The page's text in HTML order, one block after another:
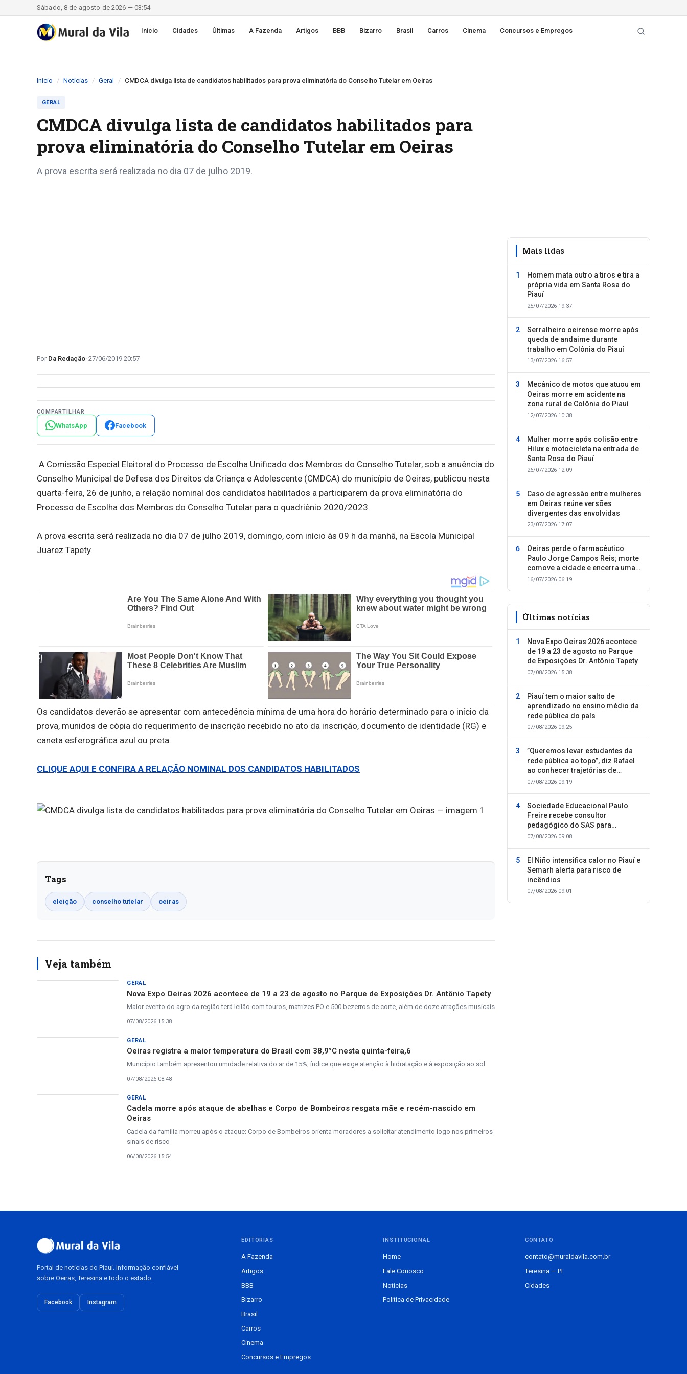
Sábado, 8 de agosto de 2026 — 03:54
Início Cidades Últimas A Fazenda Artigos BBB Bizarro Brasil Carros Cinema Concursos e Empregos
Início Notícias Geral CMDCA divulga lista de candidatos habilitados para prova eliminatória do Conselho Tutelar em Oeiras
GERAL
CMDCA divulga lista de candidatos habilitados para
prova eliminatória do Conselho Tutelar em Oeiras
A prova escrita será realizada no dia 07 de julho 2019.
Da Redação 27/06/2019 20:57
COMPARTILHAR
WhatsApp Facebook
A Comissão Especial Eleitoral do Processo de Escolha Unificado dos Membros do Conselho Tutelar, sob a anuência do
Conselho Municipal de Defesa dos Direitos da Criança e Adolescente (CMDCA) do município de Oeiras, publicou nesta
quarta-feira, 26 de junho, a relação nominal dos candidatos habilitados a participarem da prova eliminatória do
Processo de Escolha dos Membros do Conselho Tutelar para o quadriênio 2020/2023.
A prova escrita será realizada no dia 07 de julho 2019, domingo, com início às 09 h da manhã, na Escola Municipal
Juarez Tapety.
Os candidatos deverão se apresentar com antecedência mínima de uma hora do horário determinado para o início da
prova, munidos de cópia do requerimento de inscrição recebido no ato da inscrição, documento de identidade (RG) e
caneta esferográfica azul ou preta.
CLIQUE AQUI E CONFIRA A RELAÇÃO NOMINAL DOS CANDIDATOS HABILITADOS
Tags
eleição conselho tutelar oeiras
Veja também
GERAL
Nova Expo Oeiras 2026 acontece de 19 a 23 de agosto no Parque de Exposições Dr. Antônio Tapety
Maior evento do agro da região terá leilão com touros, matrizes PO e 500 bezerros de corte, além de doze atrações musicais
07/08/2026 15:38
GERAL
Oeiras registra a maior temperatura do Brasil com 38,9°C nesta quinta-feira,6
Município também apresentou umidade relativa do ar de 15%, índice que exige atenção à hidratação e à exposição ao sol
07/08/2026 08:48
GERAL
Cadela morre após ataque de abelhas e Corpo de Bombeiros resgata mãe e recém-nascido em
Oeiras
Cadela da família morreu após o ataque; Corpo de Bombeiros orienta moradores a solicitar atendimento logo nos primeiros
sinais de risco
06/08/2026 15:54
Mais lidas
Homem mata outro a tiros e tira a
própria vida em Santa Rosa do
Piauí
25/07/2026 19:37
Serralheiro oeirense morre após
queda de andaime durante
trabalho em Colônia do Piauí
13/07/2026 16:57
Mecânico de motos que atuou em
Oeiras morre em acidente na
zona rural de Colônia do Piauí
12/07/2026 10:38
Mulher morre após colisão entre
Hilux e motocicleta na entrada de
Santa Rosa do Piauí
26/07/2026 12:09
Caso de agressão entre mulheres
em Oeiras reúne versões
divergentes das envolvidas
23/07/2026 17:07
Oeiras perde o farmacêutico
Paulo Jorge Campos Reis; morte
comove a cidade e encerra uma
trajetória dedicada ao cuidado
16/07/2026 06:19
Últimas notícias
Nova Expo Oeiras 2026 acontece
de 19 a 23 de agosto no Parque
de Exposições Dr. Antônio Tapety
07/08/2026 15:38
Piauí tem o maior salto de
aprendizado no ensino médio da
rede pública do país
07/08/2026 09:25
”Queremos levar estudantes da
rede pública ao topo”, diz Rafael
ao conhecer trajetórias de
sucesso
07/08/2026 09:19
Sociedade Educacional Paulo
Freire recebe consultor
pedagógico do SAS para
planejamento do segundo
07/08/2026 09:08
El Niño intensifica calor no Piauí e
Semarh alerta para risco de
incêndios
07/08/2026 09:01
Portal de notícias do Piauí. Informação confiável
sobre Oeiras, Teresina e todo o estado.
Facebook Instagram
EDITORIAS
A Fazenda
Artigos
BBB
Bizarro
Brasil
Carros
Cinema
Concursos e Empregos
INSTITUCIONAL
Home
Fale Conosco
Notícias
Política de Privacidade
CONTATO
contato@muraldavila.com.br
Teresina — PI
Cidades